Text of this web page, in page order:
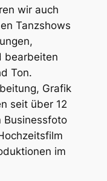
wir auch
Tanzshows
bearbeiten
Ton.
Grafik
seit über 12
Businessfoto
im